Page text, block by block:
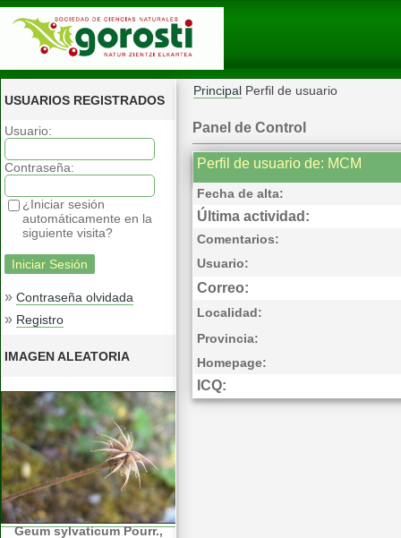
USUARIOS REGISTRADOS
Usuario:
Contraseña:
¿Iniciar sesión
automáticamente en la
siguiente visita?
» Contraseña olvidada
» Registro
IMAGEN ALEATORIA
Geum sylvaticum Pourr.,
Principal Perfil de usuario
Panel de Control
Perfil de usuario de: MCM
Fecha de alta:
Última actividad:
Comentarios:
Usuario:
Correo:
Localidad:
Provincia:
Homepage:
ICQ: